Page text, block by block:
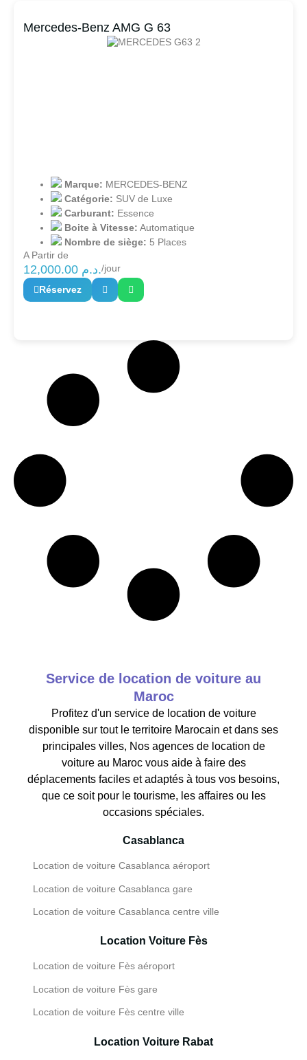
Mercedes-Benz AMG G 63
Marque: MERCEDES-BENZ
Catégorie: SUV de Luxe
Carburant: Essence
Boite à Vitesse: Automatique
Nombre de siège: 5 Places
A Partir de
12,000.00 د.م./jour
Réservez
Service de location de voiture au
Maroc
Profitez d'un service de location de voiture
disponible sur tout le territoire Marocain et dans ses
principales villes, Nos agences de location de
voiture au Maroc vous aide à faire des
déplacements faciles et adaptés à tous vos besoins,
que ce soit pour le tourisme, les affaires ou les
occasions spéciales.
Casablanca
Location de voiture Casablanca aéroport
Location de voiture Casablanca gare
Location de voiture Casablanca centre ville
Location Voiture Fès
Location de voiture Fès aéroport
Location de voiture Fès gare
Location de voiture Fès centre ville
Location Voiture Rabat